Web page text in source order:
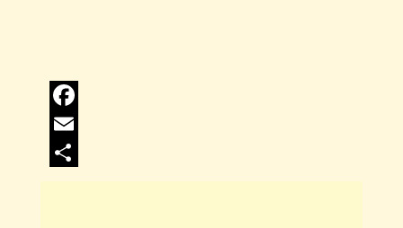
Facebook
Email